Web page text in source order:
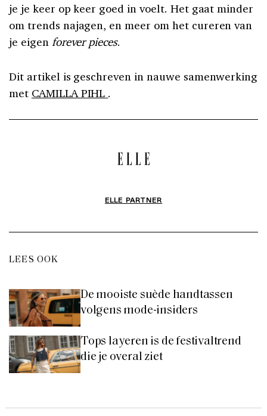
je je keer op keer goed in voelt. Het gaat minder
om trends najagen, en meer om het cureren van
je eigen forever pieces.
Dit artikel is geschreven in nauwe samenwerking
met CAMILLA PIHL .
ELLE PARTNER
LEES OOK
De mooiste suède handtassen
volgens mode-insiders
Tops layeren is de festivaltrend
die je overal ziet